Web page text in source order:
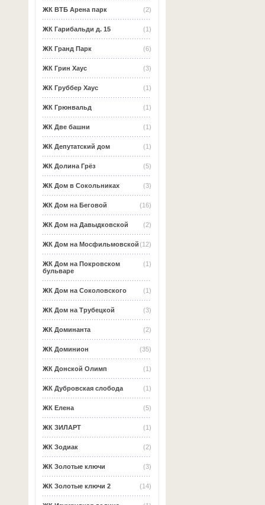
(2)
ЖК ВТБ Арена парк
(1)
ЖК Гарибальди д. 15
(6)
ЖК Гранд Парк
(3)
ЖК Грин Хаус
(1)
ЖК Груббер Хаус
(1)
ЖК Грюнвальд
(1)
ЖК Две башни
(1)
ЖК Депутатский дом
(5)
ЖК Долина Грёз
(3)
ЖК Дом в Сокольниках
(16)
ЖК Дом на Беговой
(2)
ЖК Дом на Давыдковской
(12)
ЖК Дом на Мосфильмовской
(1)
ЖК Дом на Покровском
бульваре
(1)
ЖК Дом на Соколовского
(3)
ЖК Дом на Трубецкой
(2)
ЖК Доминанта
(35)
ЖК Доминион
(1)
ЖК Донской Олимп
(1)
ЖК Дубровская слобода
(5)
ЖК Елена
(1)
ЖК ЗИЛАРТ
(2)
ЖК Зодиак
(3)
ЖК Золотые ключи
(14)
ЖК Золотые ключи 2